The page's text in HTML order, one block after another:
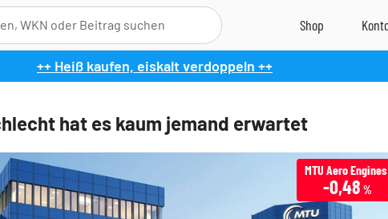
++ Heiß kaufen, eiskalt verdoppeln ++
hat es kaum jemand erwartet
MTU Aero Engines
-0,48 %